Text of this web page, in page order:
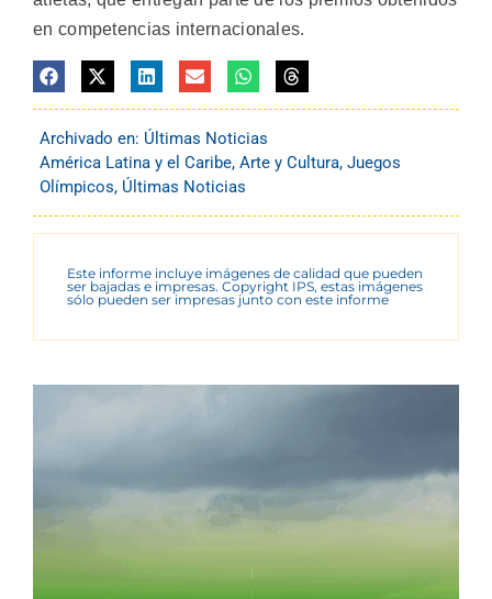
en competencias internacionales.
Archivado en: Últimas Noticias
América Latina y el Caribe, Arte y Cultura, Juegos
Olímpicos, Últimas Noticias
Este informe incluye imágenes de calidad que pueden
ser bajadas e impresas. Copyright IPS, estas imágenes
sólo pueden ser impresas junto con este informe